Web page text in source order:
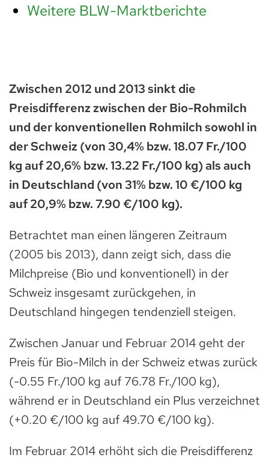
Weitere BLW-Marktberichte
Zwischen 2012 und 2013 sinkt die
Preisdifferenz zwischen der Bio-Rohmilch
und der konventionellen Rohmilch sowohl in
der Schweiz (von 30,4% bzw. 18.07 Fr./100
kg auf 20,6% bzw. 13.22 Fr./100 kg) als auch
in Deutschland (von 31% bzw. 10 €/100 kg
auf 20,9% bzw. 7.90 €/100 kg).
Betrachtet man einen längeren Zeitraum
(2005 bis 2013), dann zeigt sich, dass die
Milchpreise (Bio und konventionell) in der
Schweiz insgesamt zurückgehen, in
Deutschland hingegen tendenziell steigen.
Zwischen Januar und Februar 2014 geht der
Preis für Bio-Milch in der Schweiz etwas zurück
(-0.55 Fr./100 kg auf 76.78 Fr./100 kg),
während er in Deutschland ein Plus verzeichnet
(+0.20 €/100 kg auf 49.70 €/100 kg).
Im Februar 2014 erhöht sich die Preisdifferenz